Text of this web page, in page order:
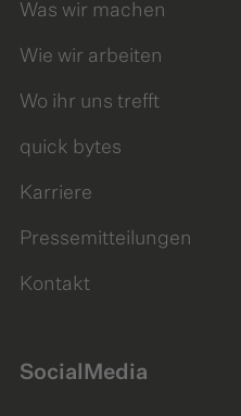
Was wir machen
Wie wir arbeiten
Wo ihr uns trefft
quick bytes
Karriere
Pressemitteilungen
Kontakt
SocialMedia